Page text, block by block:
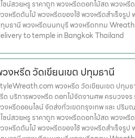
ซน์สวยหรู ราคาถูก พวงหรีดดอกไม้สด พวงหรี
งหรีดต้นไม้ พวงหรีดของใช้ พวงหรีดสำเร็จรูป
มธานี พวงหรีดนนทบุรี พวงหรีดกทม Wreath
to temple in Bangkok Thailand
งหรีด วัดเขียนเขต ปทุมธานี
พวงหรีด วัดเขียนเขต ปทุมธ
ด บริการพวงหรีด ดอกไม้จัดงานศพ ครบวงจร
งหรีดออนไลน์ จัดส่งทั่วเขตกรุงเทพ และ ปริม
ซน์สวยหรู ราคาถูก พวงหรีดดอกไม้สด พวงหรี
งหรีดต้นไม้ พวงหรีดของใช้ พวงหรีดสำเร็จรูป